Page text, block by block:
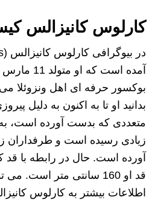
کارلوس کانیزالس
بوکسور حرفه‌ ای اهل ونزوئلا
بدانید او تا به اکنون به دلیل
متعددی که بدست آورده است،
زیادی رسیده است و طرفداران
آورده است. حال در رابطه با قد
قد او 160 سانتی متر است.
اطلاعات بیشتر به کارلوس